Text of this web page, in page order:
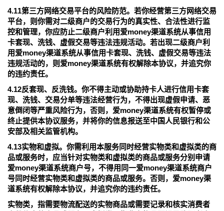
4.11第三方网络交易平台的风险防范。若你经营第三方网络交易
平台，则你需对二级商户的交易行为的真实性、合法性进行监
控和管理，你应防止二级商户利用爱money渠道系统从事信用
卡套现、洗钱、虚假交易等违法违规活动。若出现二级商户利
用爱money渠道系统从事信用卡套现、洗钱、虚假交易等违法
违规活动的，则爱money渠道系统有权解除本协议，并追究你
的违约责任。
4.12反套现、反洗钱。你不得主动或协助持卡人进行信用卡套
现、洗钱、交易分单等违法经营行为，不得出现虚假申请、恶
意倒闭等严重风险行为，否则，爱money渠道系统有权暂停或
终止提供本协议服务，并将你的信息报送至中国人民银行和公
安部及相关监管机构。
4.13实物和虚拟。你需利用本服务同时经营实物类和虚拟类的商
品或服务时，应当针对实物类和虚拟类的商品或服务分别申请
爱money渠道系统商户号，不得用同一爱money渠道系统商户
号同时经营实物类和虚拟类的商品或服务。否则，爱money渠
道系统有权解除本协议，并追究你的违约责任。
实物类，指需要物流配送的实物商品或需要记录和核实消费者